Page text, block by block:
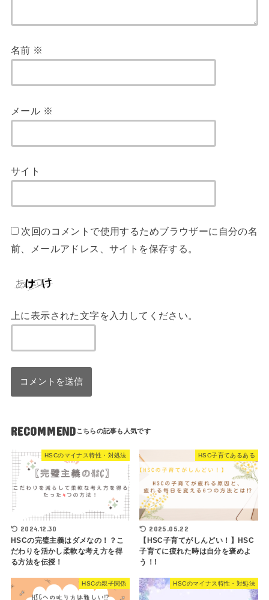
名前 ※
メール ※
サイト
次回のコメントで使用するためブラウザーに自分の名
前、メールアドレス、サイトを保存する。
上に表示された文字を入力してください。
RECOMMEND
HSCのマイナス特性・対処法
2024.12.30
HSCの完璧主義はダメなの！？こ
だわりを活かし柔軟な考え方を得
る方法を伝授！
HSC子育てあるある
2025.05.22
【HSC子育てがしんどい！】HSC
子育てに疲れた時は自分を褒めよ
う！!
HSCの親子関係 HSCのマイナス特性・対処法